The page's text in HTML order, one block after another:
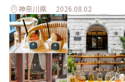
神奈川県 2026.08.02